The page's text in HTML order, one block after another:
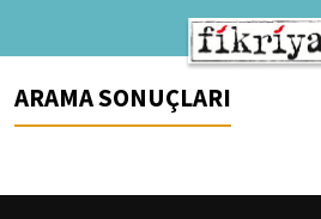
ARAMA SONUÇLARI